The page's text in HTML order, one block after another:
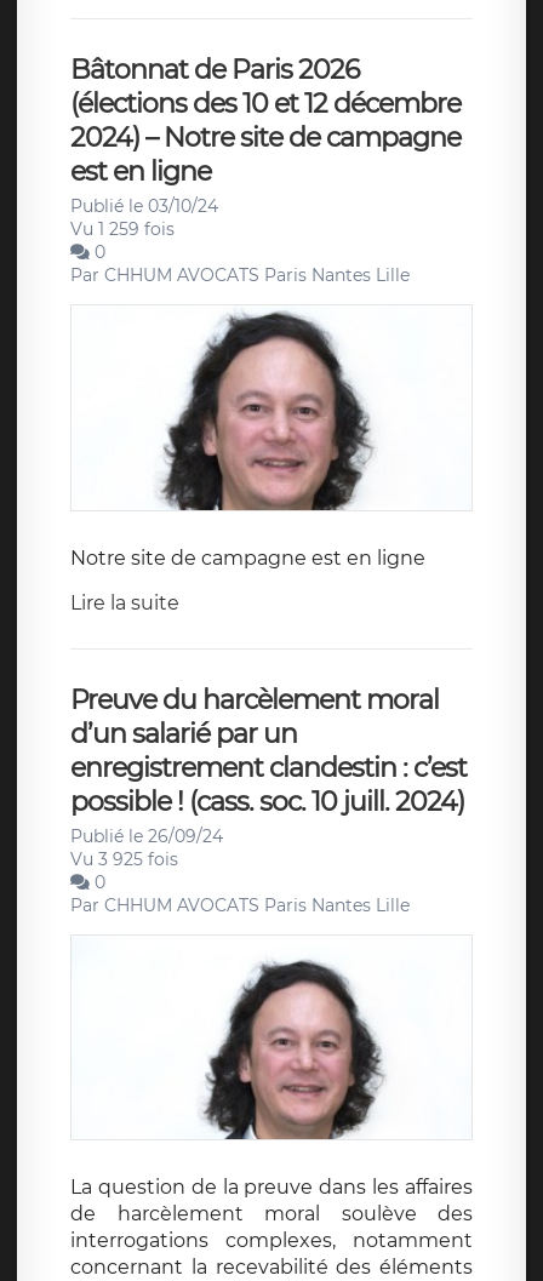
Bâtonnat de Paris 2026
(élections des 10 et 12 décembre
2024) – Notre site de campagne
est en ligne
Publié le 03/10/24
Vu 1 259 fois
0
Par CHHUM AVOCATS Paris Nantes Lille
Notre site de campagne est en ligne
Lire la suite
Preuve du harcèlement moral
d’un salarié par un
enregistrement clandestin : c’est
possible ! (cass. soc. 10 juill. 2024)
Publié le 26/09/24
Vu 3 925 fois
0
Par CHHUM AVOCATS Paris Nantes Lille
La question de la preuve dans les affaires
de harcèlement moral soulève des
interrogations complexes, notamment
concernant la recevabilité des éléments